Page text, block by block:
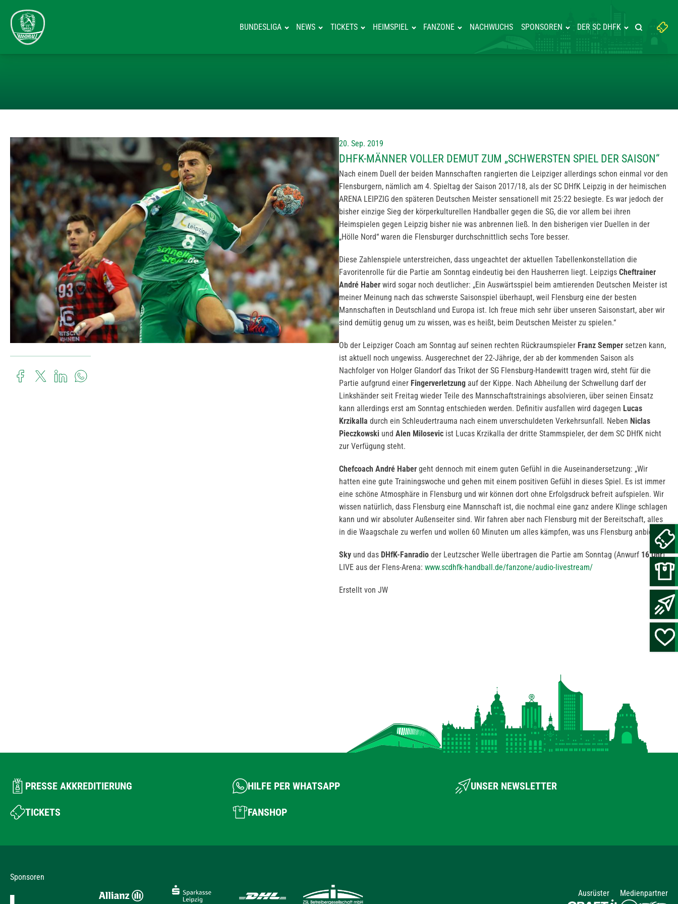
BUNDESLIGA NEWS TICKETS HEIMSPIEL FANZONE NACHWUCHS SPONSOREN DER SC DHFK
Suchbegriff
eingeben:
Suche
20. Sep. 2019
DHFK-MÄNNER VOLLER DEMUT ZUM „SCHWERSTEN SPIEL DER SAISON“
Nach einem Duell der beiden Mannschaften rangierten die Leipziger allerdings schon einmal vor den
Flensburgern, nämlich am 4. Spieltag der Saison 2017/18, als der SC DHfK Leipzig in der heimischen
ARENA LEIPZIG den späteren Deutschen Meister sensationell mit 25:22 besiegte. Es war jedoch der
bisher einzige Sieg der körperkulturellen Handballer gegen die SG, die vor allem bei ihren
Heimspielen gegen Leipzig bisher nie was anbrennen ließ. In den bisherigen vier Duellen in der
„Hölle Nord“ waren die Flensburger durchschnittlich sechs Tore besser.
Diese Zahlenspiele unterstreichen, dass ungeachtet der aktuellen Tabellenkonstellation die
Favoritenrolle für die Partie am Sonntag eindeutig bei den Hausherren liegt. Leipzigs Cheftrainer
André Haber wird sogar noch deutlicher: „Ein Auswärtsspiel beim amtierenden Deutschen Meister ist
meiner Meinung nach das schwerste Saisonspiel überhaupt, weil Flensburg eine der besten
Mannschaften in Deutschland und Europa ist. Ich freue mich sehr über unseren Saisonstart, aber wir
sind demütig genug um zu wissen, was es heißt, beim Deutschen Meister zu spielen.“
Ob der Leipziger Coach am Sonntag auf seinen rechten Rückraumspieler Franz Semper setzen kann,
ist aktuell noch ungewiss. Ausgerechnet der 22-Jährige, der ab der kommenden Saison als
Nachfolger von Holger Glandorf das Trikot der SG Flensburg-Handewitt tragen wird, steht für die
Partie aufgrund einer Fingerverletzung auf der Kippe. Nach Abheilung der Schwellung darf der
Linkshänder seit Freitag wieder Teile des Mannschaftstrainings absolvieren, über seinen Einsatz
kann allerdings erst am Sonntag entschieden werden. Definitiv ausfallen wird dagegen Lucas
Krzikalla durch ein Schleudertrauma nach einem unverschuldeten Verkehrsunfall. Neben Niclas
Pieczkowski und Alen Milosevic ist Lucas Krzikalla der dritte Stammspieler, der dem SC DHfK nicht
zur Verfügung steht.
Chefcoach André Haber geht dennoch mit einem guten Gefühl in die Auseinandersetzung: „Wir
hatten eine gute Trainingswoche und gehen mit einem positiven Gefühl in dieses Spiel. Es ist immer
eine schöne Atmosphäre in Flensburg und wir können dort ohne Erfolgsdruck befreit aufspielen. Wir
wissen natürlich, dass Flensburg eine Mannschaft ist, die nochmal eine ganz andere Klinge schlagen
kann und wir absoluter Außenseiter sind. Wir fahren aber nach Flensburg mit der Bereitschaft, alles
in die Waagschale zu werfen und wollen 60 Minuten um alles kämpfen, was uns Flensburg anbietet.“
Sky und das DHfK-Fanradio der Leutzscher Welle übertragen die Partie am Sonntag (Anwurf 16 Uhr)
LIVE aus der Flens-Arena: www.scdhfk-handball.de/fanzone/audio-livestream/
Erstellt von JW
PRESSE AKKREDITIERUNG HILFE PER WHATSAPP UNSER NEWSLETTER
TICKETS FANSHOP
Sponsoren
Ausrüster
Medienpartner